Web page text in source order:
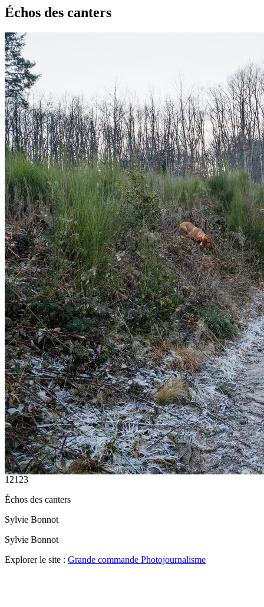
Échos des canters
12123
Échos des canters
Sylvie Bonnot
Sylvie Bonnot
Explorer le site : Grande commande Photojournalisme